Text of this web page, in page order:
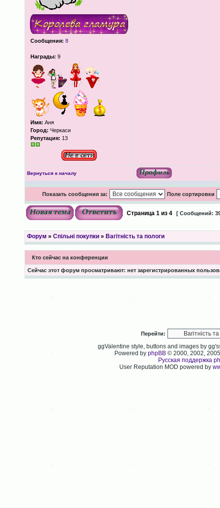
Сообщения: 8
Награды: 9
Имя: Аня
Город: Черкаси
Репутация: 13
Вернуться к началу
Показать сообщения за: Поле сортировки
Страница 1из 4 [ Сообщений:
Форум » Спільні покупки» Вагітність та пологи
Кто сейчас на конференции
Сейчас этот форум просматривают: нет зарегистрированных
Перейти:
ggValentine style, buttons and images by
Powered byphpBB © 2000, 2002,
Русская поддержка
User Reputation MOD powered by